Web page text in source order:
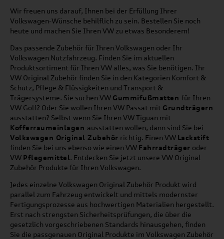
Wir freuen uns darauf, Ihnen bei der Erfüllung Ihrer
Volkswagen-Wünsche behilflich zu sein. Bestellen Sie noch
heute und machen Sie Ihren VW zu etwas Besonderem!
Das passende Zubehör für Ihren Volkswagen oder Ihr
Volkswagen Nutzfahrzeug. Finden Sie im aktuellen
Produktsortiment für Ihren VW alles, was Sie benötigen. Ihr
VW Original Zubehör finden Sie in den Kategorien Komfort &
Schutz, Pflege & Flüssigkeiten und Transport &
Trägersysteme. Sie suchen VW Gummifußmatten für Ihren
VW Golf? Oder Sie wollen Ihren VW Passat mit Grundträgern
ausstatten? Selbst wenn Sie Ihren VW Tiguan mit
Kofferraumeinlagen ausstatten wollen, dann sind Sie bei
Volkswagen Original Zubehör richtig. Einen VW Lackstift
finden Sie bei uns ebenso wie einen VW Fahrradträger oder
VW Pflegemittel. Entdecken Sie jetzt unsere VW Original
Zubehör Produkte für Ihren Volkswagen.
Jedes einzelne Volkswagen Original Zubehör Produkt wird
parallel zum Fahrzeug entwickelt und mittels modernster
Fertigungsprozesse aus hochwertigen Materialien hergestellt.
Erst nach strengsten Sicherheitsprüfungen, die über die
gesetzlich vorgeschriebenen Standards hinausgehen, finden
Sie die passgenauen Original Produkte im Volkswagen Zubehör